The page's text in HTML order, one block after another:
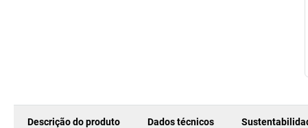
Descrição do produto Dados técnicos